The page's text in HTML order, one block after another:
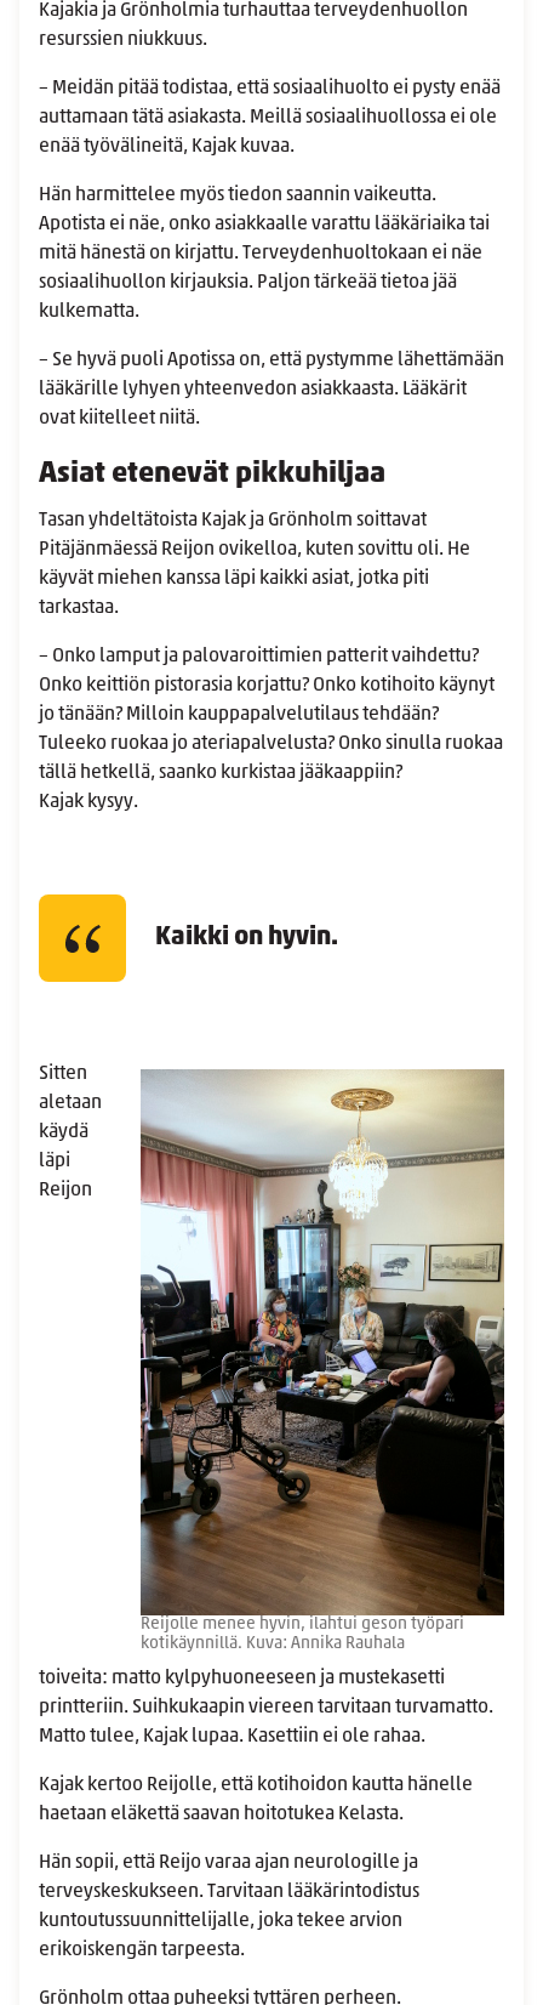
Kajakia ja Grönholmia turhauttaa terveydenhuollon
resurssien niukkuus.
– Meidän pitää todistaa, että sosiaalihuolto ei pysty enää
auttamaan tätä asiakasta. Meillä sosiaalihuollossa ei ole
enää työvälineitä, Kajak kuvaa.
Hän harmittelee myös tiedon saannin vaikeutta.
Apotista ei näe, onko asiakkaalle varattu lääkäriaika tai
mitä hänestä on kirjattu. Terveydenhuoltokaan ei näe
sosiaalihuollon kirjauksia. Paljon tärkeää tietoa jää
kulkematta.
– Se hyvä puoli Apotissa on, että pystymme lähettämään
lääkärille lyhyen yhteenvedon asiakkaasta. Lääkärit
ovat kiitelleet niitä.
Asiat etenevät pikkuhiljaa
Tasan yhdeltätoista Kajak ja Grönholm soittavat
Pitäjänmäessä Reijon ovikelloa, kuten sovittu oli. He
käyvät miehen kanssa läpi kaikki asiat, jotka piti
tarkastaa.
– Onko lamput ja palovaroittimien patterit vaihdettu?
Onko keittiön pistorasia korjattu? Onko kotihoito käynyt
jo tänään? Milloin kauppapalvelutilaus tehdään?
Tuleeko ruokaa jo ateriapalvelusta? Onko sinulla ruokaa
tällä hetkellä, saanko kurkistaa jääkaappiin?
Kajak kysyy.
Kaikki on hyvin.
Reijolle menee hyvin, ilahtui geson työpari
kotikäynnillä. Kuva: Annika Rauhala
Sitten
aletaan
käydä
läpi
Reijon
toiveita: matto kylpyhuoneeseen ja mustekasetti
printteriin. Suihkukaapin viereen tarvitaan turvamatto.
Matto tulee, Kajak lupaa. Kasettiin ei ole rahaa.
Kajak kertoo Reijolle, että kotihoidon kautta hänelle
haetaan eläkettä saavan hoitotukea Kelasta.
Hän sopii, että Reijo varaa ajan neurologille ja
terveyskeskukseen. Tarvitaan lääkärintodistus
kuntoutussuunnittelijalle, joka tekee arvion
erikoiskengän tarpeesta.
Grönholm ottaa puheeksi tyttären perheen.